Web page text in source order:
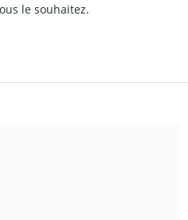
le souhaitez.